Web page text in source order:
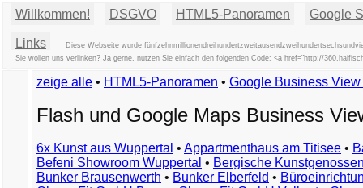
Willkommen! DSGVO HTML5-Panoramen Google
Links
Diese Webseite wurde
Sie wollen uns verlinken? Ja gerne, nutzen Sie einfach den folgenden Code: <a href="http://
zeige alle • HTML5-Panoramen • Google Business
Flash und Google Maps Business
6x Kunst aus Wuppertal • Appartmenthaus am Titisee •
Befeni Showroom Wuppertal • Bergische
Bunker Brausenwerth • Bunker Elberfeld •